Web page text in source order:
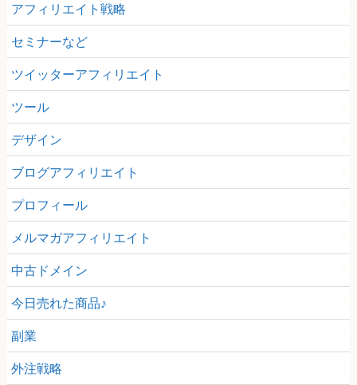
アフィリエイト戦略
セミナーなど
ツイッターアフィリエイト
ツール
デザイン
ブログアフィリエイト
プロフィール
メルマガアフィリエイト
中古ドメイン
今日売れた商品♪
副業
外注戦略